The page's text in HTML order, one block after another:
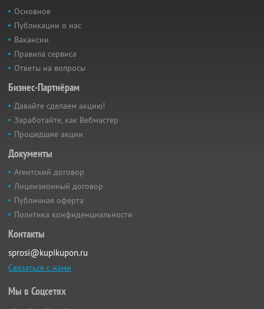
Основное
Публикации о нас
Вакансии
Правила сервиса
Ответы на вопросы
Бизнес-Партнёрам
Давайте сделаем акцию!
Заработайте, как Вебмастер
Прошедшие акции
Документы
Агентский договор
Лицензионный договор
Публичная оферта
Политика конфиденциальности
Контакты
sprosi@kupikupon.ru
Связаться с нами
Мы в Соцсетях